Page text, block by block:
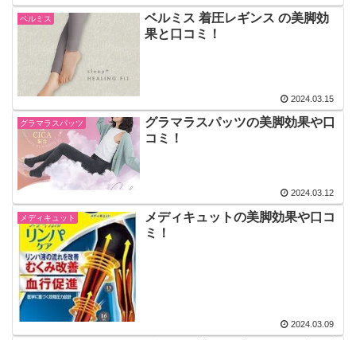
ベルミス
ベルミス 着圧レギンス の美脚効
果と口コミ！
2024.03.15
グラマラスパッツ
グラマラスパッツの美脚効果や口
コミ！
2024.03.12
メディキュット
メディキュットの美脚効果や口コ
ミ！
2024.03.09